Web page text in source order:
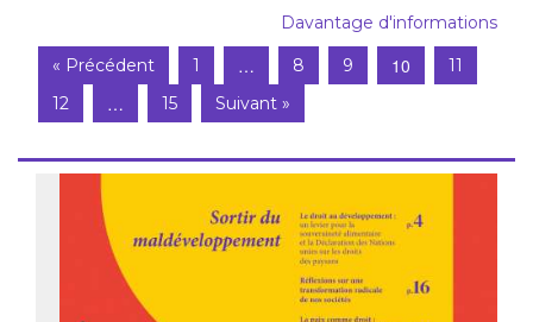
Davantage d'informations
« Précédent
1 … 8 9 10
11
12
… 15 Suivant »